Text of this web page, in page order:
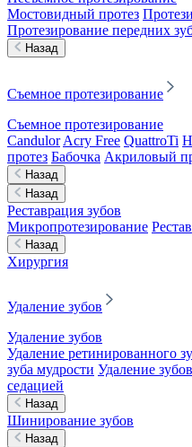
Мостовидный протез
Протезирование передних
Назад
Съемное протезирование
Съемное протезирование
Candulor Acry Free QuattroTi
протез Бабочка Акриловый
Назад
Назад
Реставрация зубов
Микропротезирование
Назад
Хирургия
Удаление зубов
Удаление зубов
Удаление ретинированного
зуба мудрости Удаление
седацией
Назад
Шинирование зубов
Назад